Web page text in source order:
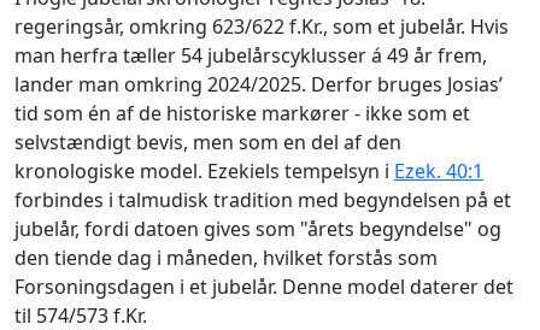
regeringsår, omkring 623/622 f.Kr., som et jubelår. Hvis
man herfra tæller 54 jubelårscyklusser á 49 år frem,
lander man omkring 2024/2025. Derfor bruges Josias’
tid som én af de historiske markører - ikke som et
selvstændigt bevis, men som en del af den
kronologiske model. Ezekiels tempelsyn i Ezek. 40:1
forbindes i talmudisk tradition med begyndelsen på et
jubelår, fordi datoen gives som "årets begyndelse" og
den tiende dag i måneden, hvilket forstås som
Forsoningsdagen i et jubelår. Denne model daterer det
til 574/573 f.Kr.